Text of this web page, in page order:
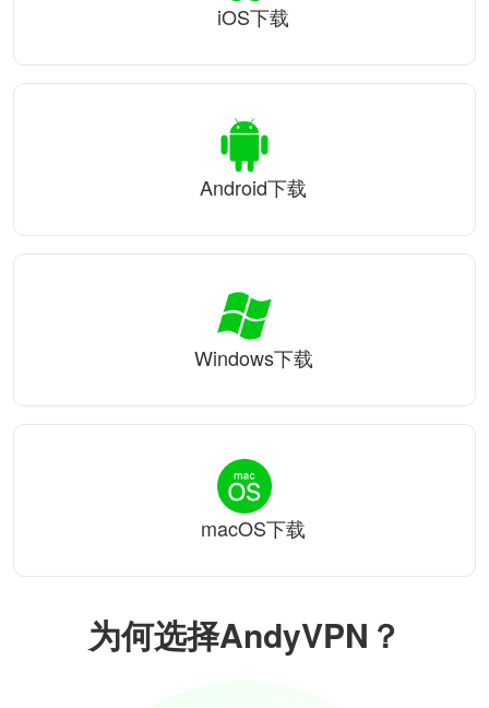
为何选择AndyVPN？
iOS下载
Android下载
Windows下载
macOS下载